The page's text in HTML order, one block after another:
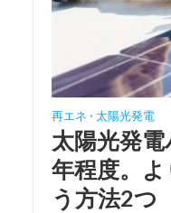
再エネ • 太陽光発電
太陽光発
年程度。
う方法2つ